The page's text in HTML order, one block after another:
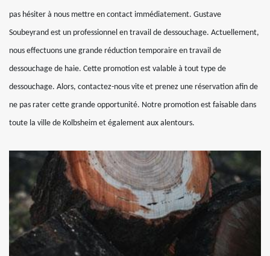
pas hésiter à nous mettre en contact immédiatement. Gustave
Soubeyrand est un professionnel en travail de dessouchage. Actuellement,
nous effectuons une grande réduction temporaire en travail de
dessouchage de haie. Cette promotion est valable à tout type de
dessouchage. Alors, contactez-nous vite et prenez une réservation afin de
ne pas rater cette grande opportunité. Notre promotion est faisable dans
toute la ville de Kolbsheim et également aux alentours.